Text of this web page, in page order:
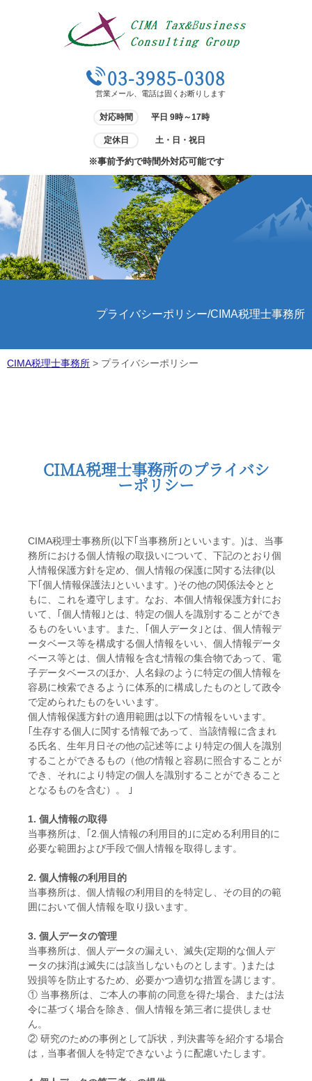
03-3985-0308
営業メール、電話は固くお断りします
対応時間 平日 9時～17時
定休日 土・日・祝日
※事前予約で時間外対応可能です
プライバシーポリシー/CIMA税理士事務所
CIMA税理士事務所 > プライバシーポリシー
CIMA税理士事務所のプライバシ
ーポリシー
CIMA税理士事務所(以下｢当事務所｣といいます。)は、当事
務所における個人情報の取扱いについて、下記のとおり個
人情報保護方針を定め、個人情報の保護に関する法律(以
下｢個人情報保護法｣といいます。)その他の関係法令とと
もに、これを遵守します。なお、本個人情報保護方針にお
いて、｢個人情報｣とは、特定の個人を識別することができ
るものをいいます。また、｢個人データ｣とは、個人情報デ
ータベース等を構成する個人情報をいい、個人情報データ
ベース等とは、個人情報を含む情報の集合物であって、電
子データベースのほか、人名録のように特定の個人情報を
容易に検索できるように体系的に構成したものとして政令
で定められたものをいいます。
個人情報保護方針の適用範囲は以下の情報をいいます。
｢生存する個人に関する情報であって、当該情報に含まれ
る氏名、生年月日その他の記述等により特定の個人を識別
することができるもの（他の情報と容易に照合することが
でき、それにより特定の個人を識別することができること
となるものを含む）。 ｣
1. 個人情報の取得
当事務所は、｢2.個人情報の利用目的｣に定める利用目的に
必要な範囲および手段で個人情報を取得します。
2. 個人情報の利用目的
当事務所は、個人情報の利用目的を特定し、その目的の範
囲において個人情報を取り扱います。
3. 個人データの管理
当事務所は、個人データの漏えい、滅失(定期的な個人デ
ータの抹消は滅失には該当しないものとします。)または
毀損等を防止するため、必要かつ適切な措置を講じます。
① 当事務所は、ご本人の事前の同意を得た場合、または法
令に基づく場合を除き、個人情報を第三者に提供しませ
ん。
② 研究のための事例として訴状，判決書等を紹介する場合
は，当事者個人を特定できないように配慮いたします。